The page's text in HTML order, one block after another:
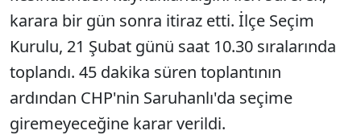
karara bir gün sonra itiraz etti. İlçe Seçim
Kurulu, 21 Şubat günü saat 10.30 sıralarında
toplandı. 45 dakika süren toplantının
ardından CHP'nin Saruhanlı'da seçime
giremeyeceğine karar verildi.